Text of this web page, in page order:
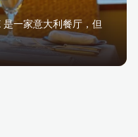
一家意大利餐厅，但